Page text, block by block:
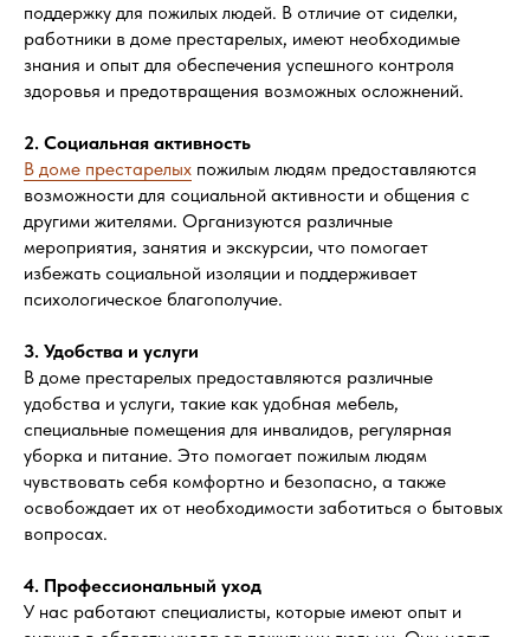
поддержку для пожилых людей. В отличие от сиделки,
работники в доме престарелых, имеют необходимые
знания и опыт для обеспечения успешного контроля
здоровья и предотвращения возможных осложнений.
2. Социальная активность
В доме престарелых пожилым людям предоставляются
возможности для социальной активности и общения с
другими жителями. Организуются различные
мероприятия, занятия и экскурсии, что помогает
избежать социальной изоляции и поддерживает
психологическое благополучие.
3. Удобства и услуги
В доме престарелых предоставляются различные
удобства и услуги, такие как удобная мебель,
специальные помещения для инвалидов, регулярная
уборка и питание. Это помогает пожилым людям
чувствовать себя комфортно и безопасно, а также
освобождает их от необходимости заботиться о бытовых
вопросах.
4. Профессиональный уход
У нас работают специалисты, которые имеют опыт и